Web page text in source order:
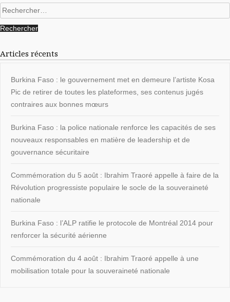
Rechercher :
Articles récents
Burkina Faso : le gouvernement met en demeure l’artiste Kosa
Pic de retirer de toutes les plateformes, ses contenus jugés
contraires aux bonnes mœurs
Burkina Faso : la police nationale renforce les capacités de ses
nouveaux responsables en matière de leadership et de
gouvernance sécuritaire
Commémoration du 5 août : Ibrahim Traoré appelle à faire de la
Révolution progressiste populaire le socle de la souveraineté
nationale
Burkina Faso : l’ALP ratifie le protocole de Montréal 2014 pour
renforcer la sécurité aérienne
Commémoration du 4 août : Ibrahim Traoré appelle à une
mobilisation totale pour la souveraineté nationale